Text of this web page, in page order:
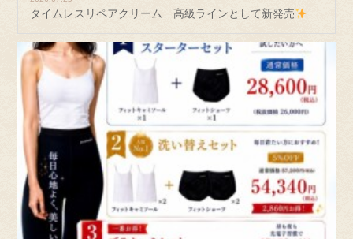
タイムレスリペアクリーム 高級ラインとして新発売